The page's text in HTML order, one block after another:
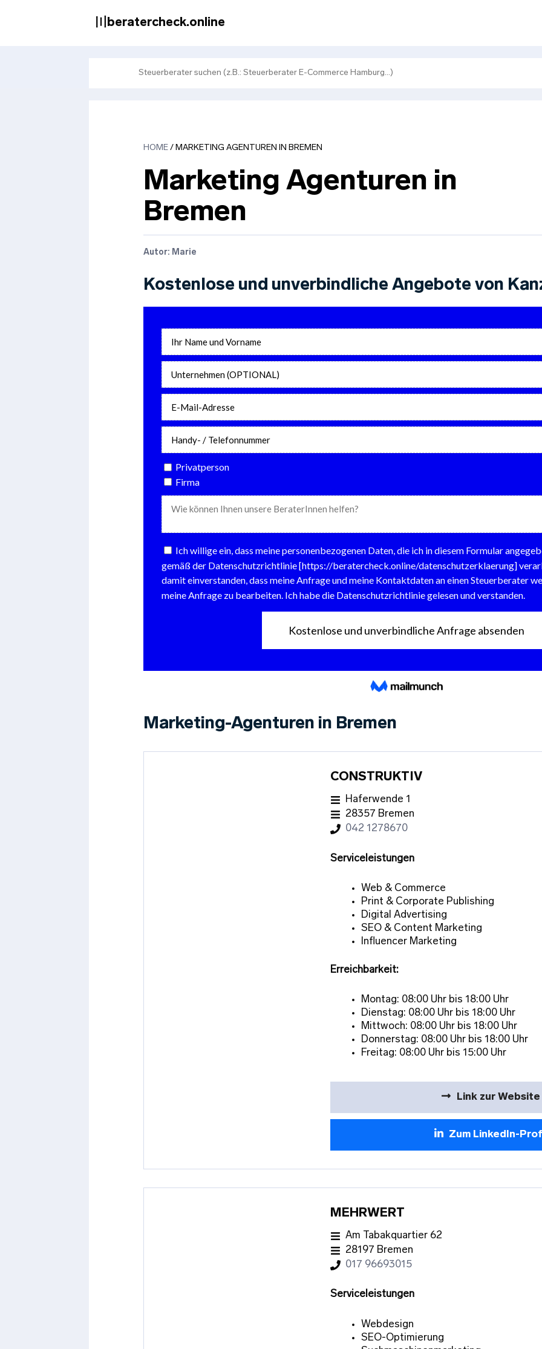
〣beratercheck.online
HOME / MARKETING AGENTUREN IN BREMEN
Marketing Agenturen in
Bremen
Autor: Marie
Kostenlose und unverbindliche Angebote von
Marketing-Agenturen in Bremen
CONSTRUKTIV
Haferwende 1
28357 Bremen
042 1278670
Serviceleistungen
Web & Commerce
Print & Corporate Publishing
Digital Advertising
SEO & Content Marketing
Influencer Marketing
Erreichbarkeit:
Montag: 08:00 Uhr bis 18:00 Uhr
Dienstag: 08:00 Uhr bis 18:00 Uhr
Mittwoch: 08:00 Uhr bis 18:00 Uhr
Donnerstag: 08:00 Uhr bis 18:00 Uhr
Freitag: 08:00 Uhr bis 15:00 Uhr
Link zur Website
Zum LinkedIn-
MEHRWERT
Am Tabak­quartier 62
28197 Bremen
017 96693015
Serviceleistungen
Webdesign
SEO-Optimierung